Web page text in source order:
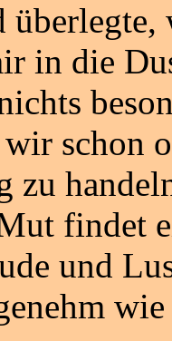
in die
wir schon
zu
findet
und